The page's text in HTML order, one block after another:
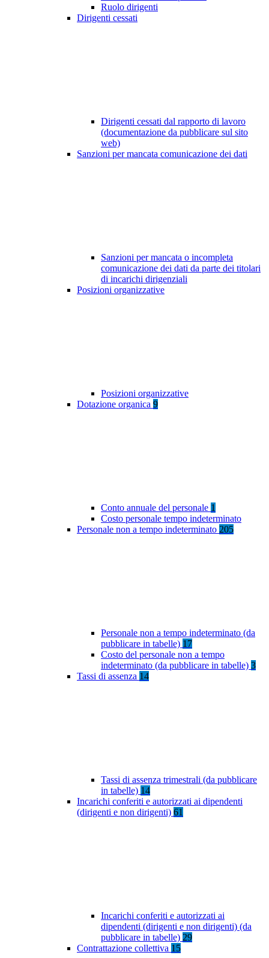
Ruolo dirigenti
Dirigenti cessati
Dirigenti cessati dal rapporto di lavoro
(documentazione da pubblicare sul sito
web)
Sanzioni per mancata comunicazione dei dati
Sanzioni per mancata o incompleta
comunicazione dei dati da parte dei titolari
di incarichi dirigenziali
Posizioni organizzative
Posizioni organizzative
Dotazione organica 9
Conto annuale del personale 1
Costo personale tempo indeterminato
Personale non a tempo indeterminato 205
Personale non a tempo indeterminato (da
pubblicare in tabelle) 17
Costo del personale non a tempo
indeterminato (da pubblicare in tabelle) 3
Tassi di assenza 14
Tassi di assenza trimestrali (da pubblicare
in tabelle) 14
Incarichi conferiti e autorizzati ai dipendenti
(dirigenti e non dirigenti) 61
Incarichi conferiti e autorizzati ai
dipendenti (dirigenti e non dirigenti) (da
pubblicare in tabelle) 29
Contrattazione collettiva 15